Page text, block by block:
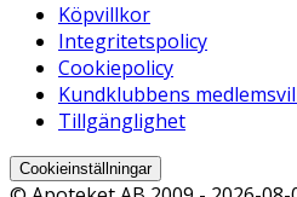
Köpvillkor
Integritetspolicy
Cookiepolicy
Kundklubbens
Tillgänglighet
Cookieinställningar